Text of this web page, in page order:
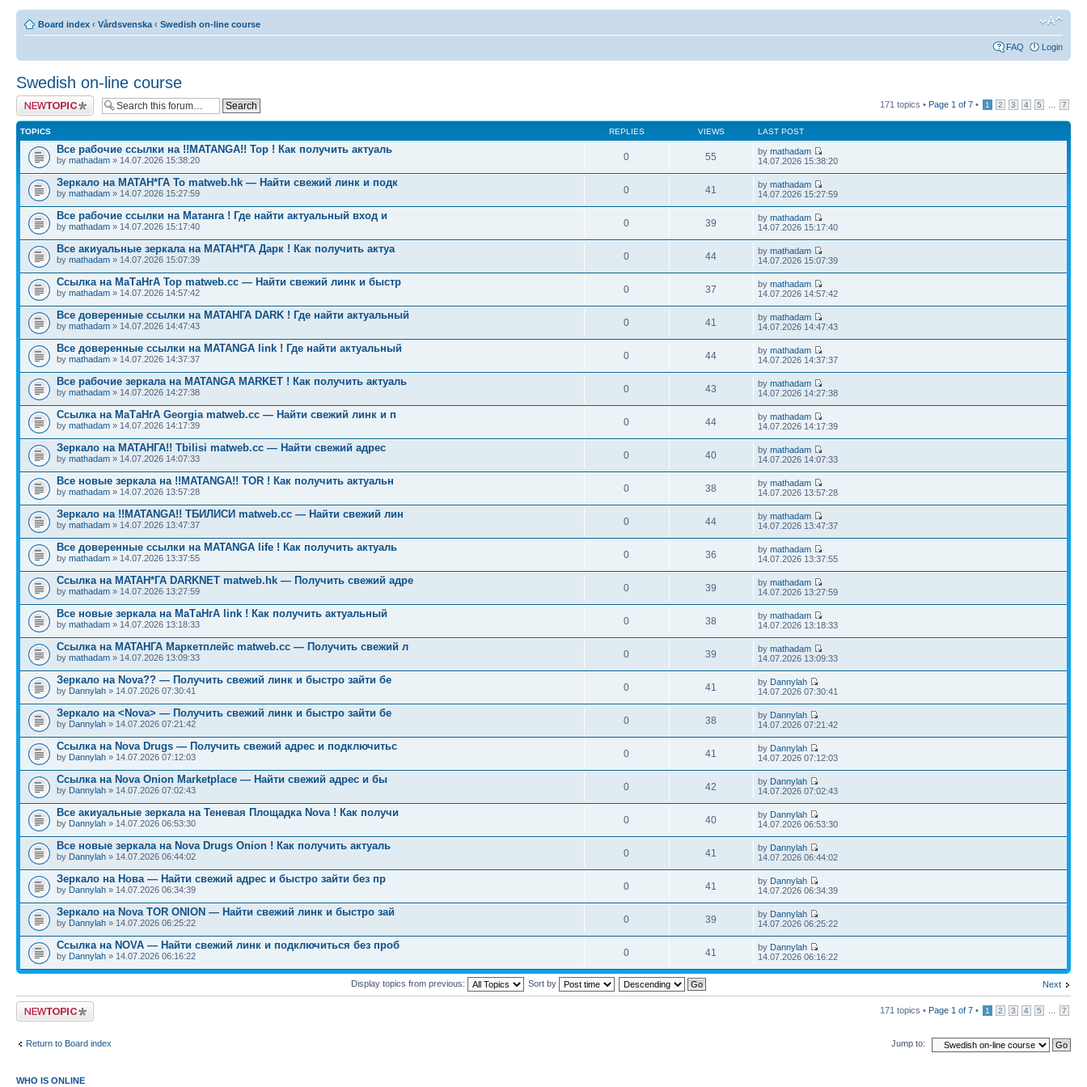
Board index ‹ Vårdsvenska ‹ Swedish on-line course
FAQ Login
Swedish on-line course
Post a new topic 171 topics • Page 1 of 7 • 1 2 3 4 5 7
TOPICS REPLIES VIEWS LAST POST
Все рабочие ссылки на !!MATANGA!! Тор ! Как получить актуаль
by mathadam » 14.07.2026 15:38:20 0 55 bymathadam
14.07.2026 15:38:20
Зеркало на МАТАН*ГА To matweb.hk — Найти свежий линк и подк
by mathadam » 14.07.2026 15:27:59 0 41 bymathadam
14.07.2026 15:27:59
Все рабочие ссылки на Матанга ! Где найти актуальный вход и
by mathadam » 14.07.2026 15:17:40 0 39 bymathadam
14.07.2026 15:17:40
Все акиуальные зеркала на МАТАН*ГА Дарк ! Как получить актуа
by mathadam » 14.07.2026 15:07:39 0 44 bymathadam
14.07.2026 15:07:39
Ссылка на МаТаНгА Тор matweb.cc — Найти свежий линк и быстр
by mathadam » 14.07.2026 14:57:42 0 37 bymathadam
14.07.2026 14:57:42
Все доверенные ссылки на МАТАНГА DARK ! Где найти актуальный
by mathadam » 14.07.2026 14:47:43 0 41 bymathadam
14.07.2026 14:47:43
Все доверенные ссылки на MATANGA link ! Где найти актуальный
by mathadam » 14.07.2026 14:37:37 0 44 bymathadam
14.07.2026 14:37:37
Все рабочие зеркала на MATANGA MARKET ! Как получить актуаль
by mathadam » 14.07.2026 14:27:38 0 43 bymathadam
14.07.2026 14:27:38
Ссылка на МаТаНгА Georgia matweb.cc — Найти свежий линк и п
by mathadam » 14.07.2026 14:17:39 0 44 bymathadam
14.07.2026 14:17:39
Зеркало на МАТАНГА!! Tbilisi matweb.cc — Найти свежий адрес
by mathadam » 14.07.2026 14:07:33 0 40 bymathadam
14.07.2026 14:07:33
Все новые зеркала на !!MATANGA!! TOR ! Как получить актуальн
by mathadam » 14.07.2026 13:57:28 0 38 bymathadam
14.07.2026 13:57:28
Зеркало на !!MATANGA!! ТБИЛИСИ matweb.cc — Найти свежий лин
by mathadam » 14.07.2026 13:47:37 0 44 bymathadam
14.07.2026 13:47:37
Все доверенные ссылки на MATANGA life ! Как получить актуаль
by mathadam » 14.07.2026 13:37:55 0 36 bymathadam
14.07.2026 13:37:55
Ссылка на МАТАН*ГА DARKNET matweb.hk — Получить свежий адре
by mathadam » 14.07.2026 13:27:59 0 39 bymathadam
14.07.2026 13:27:59
Все новые зеркала на МаТаНгА link ! Как получить актуальный
by mathadam » 14.07.2026 13:18:33 0 38 bymathadam
14.07.2026 13:18:33
Ссылка на МАТАНГА Маркетплейс matweb.cc — Получить свежий л
by mathadam » 14.07.2026 13:09:33 0 39 bymathadam
14.07.2026 13:09:33
Зеркало на Nova?? — Получить свежий линк и быстро зайти бе
by Dannylah » 14.07.2026 07:30:41 0 41 by Dannylah
14.07.2026 07:30:41
Зеркало на <Nova> — Получить свежий линк и быстро зайти бе
by Dannylah » 14.07.2026 07:21:42 0 38 by Dannylah
14.07.2026 07:21:42
Ссылка на Nova Drugs — Получить свежий адрес и подключитьс
by Dannylah » 14.07.2026 07:12:03 0 41 by Dannylah
14.07.2026 07:12:03
Ссылка на Nova Onion Marketplace — Найти свежий адрес и бы
by Dannylah » 14.07.2026 07:02:43 0 42 by Dannylah
14.07.2026 07:02:43
Все акиуальные зеркала на Теневая Площадка Nova ! Как получи
by Dannylah » 14.07.2026 06:53:30 0 40 by Dannylah
14.07.2026 06:53:30
Все новые зеркала на Nova Drugs Onion ! Как получить актуаль
by Dannylah » 14.07.2026 06:44:02 0 41 by Dannylah
14.07.2026 06:44:02
Зеркало на Нова — Найти свежий адрес и быстро зайти без пр
by Dannylah » 14.07.2026 06:34:39 0 41 by Dannylah
14.07.2026 06:34:39
Зеркало на Nova TOR ONION — Найти свежий линк и быстро зай
by Dannylah » 14.07.2026 06:25:22 0 39 by Dannylah
14.07.2026 06:25:22
Ссылка на NOVA — Найти свежий линк и подключиться без проб
by Dannylah » 14.07.2026 06:16:22 0 41 by Dannylah
14.07.2026 06:16:22
Next
Display topics from previous: Sort by
Post a new topic 171 topics • Page 1 of 7 • 1 2 3 4 5 7
Return to Board index Jump to:
WHO IS ONLINE